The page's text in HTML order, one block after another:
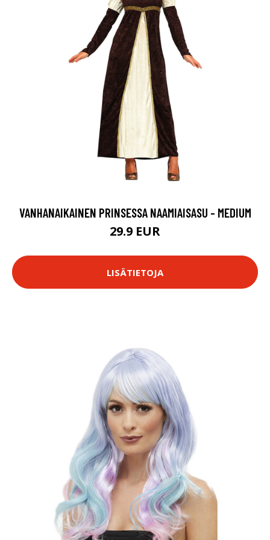
VANHANAIKAINEN PRINSESSA NAAMIAISASU - MEDIUM
29.9 EUR
LISÄTIETOJA